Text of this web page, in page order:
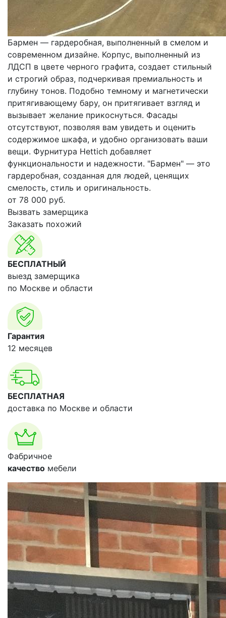
Бармен — гардеробная, выполненный в смелом и
современном дизайне. Корпус, выполненный из
ЛДСП в цвете черного графита, создает стильный
и строгий образ, подчеркивая премиальность и
глубину тонов. Подобно темному и магнетически
притягивающему бару, он притягивает взгляд и
вызывает желание прикоснуться. Фасады
отсутствуют, позволяя вам увидеть и оценить
содержимое шкафа, и удобно организовать ваши
вещи. Фурнитура Hettich добавляет
функциональности и надежности. "Бармен" — это
гардеробная, созданная для людей, ценящих
смелость, стиль и оригинальность.
от 78 000 руб.
Вызвать замерщика
Заказать похожий
БЕСПЛАТНЫЙ
выезд замерщика
по Москве и области
Гарантия
12 месяцев
БЕСПЛАТНАЯ
доставка по Москве и области
Фабричное
качество мебели